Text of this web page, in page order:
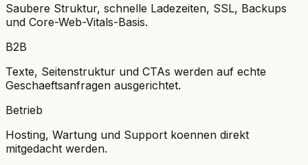
Saubere Struktur, schnelle Ladezeiten, SSL, Backups
und Core-Web-Vitals-Basis.
B2B
Texte, Seitenstruktur und CTAs werden auf echte
Geschaeftsanfragen ausgerichtet.
Betrieb
Hosting, Wartung und Support koennen direkt
mitgedacht werden.